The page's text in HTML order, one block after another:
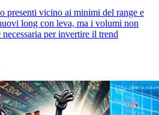
presenti vicino ai minimi del range e
long con leva, ma i volumi non
per invertire il trend